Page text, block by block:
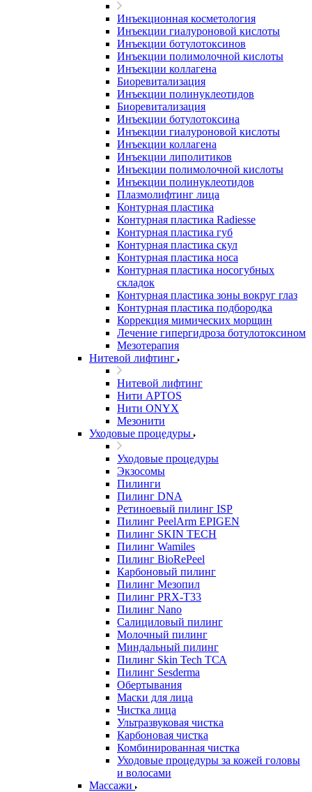
Инъекционная косметология
Инъекции гиалуроновой кислоты
Инъекции ботулотоксинов
Инъекции полимолочной кислоты
Инъекции коллагена
Биоревитализация
Инъекции полинуклеотидов
Биоревитализация
Инъекции ботулотоксина
Инъекции гиалуроновой кислоты
Инъекции коллагена
Инъекции липолитиков
Инъекции полимолочной кислоты
Инъекции полинуклеотидов
Плазмолифтинг лица
Контурная пластика
Контурная пластика Radiesse
Контурная пластика губ
Контурная пластика скул
Контурная пластика носа
Контурная пластика носогубных
складок
Контурная пластика зоны вокруг глаз
Контурная пластика подбородка
Коррекция мимических морщин
Лечение гипергидроза ботулотоксином
Мезотерапия
Нитевой лифтинг
Нитевой лифтинг
Нити APTOS
Нити ONYX
Мезонити
Уходовые процедуры
Уходовые процедуры
Экзосомы
Пилинги
Пилинг DNA
Ретиноевый пилинг ISP
Пилинг PeelArm EPIGEN
Пилинг SKIN TECH
Пилинг Wamiles
Пилинг BioRePeel
Карбоновый пилинг
Пилинг Мезопил
Пилинг PRX-T33
Пилинг Nano
Салициловый пилинг
Молочный пилинг
Миндальный пилинг
Пилинг Skin Tech ТСА
Пилинг Sesderma
Обертывания
Маски для лица
Чистка лица
Ультразвуковая чистка
Карбоновая чистка
Комбинированная чистка
Уходовые процедуры за кожей головы
и волосами
Массажи